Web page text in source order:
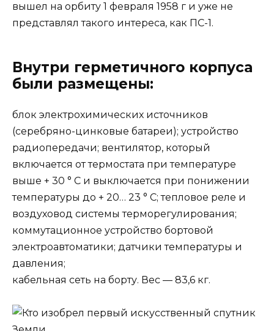
вышел на орбиту 1 февраля 1958 г и уже не
представлял такого интереса, как ПС-1.
Внутри герметичного корпуса
были размещены:
блок электрохимических источников
(серебряно-цинковые батареи); устройство
радиопередачи; вентилятор, который
включается от термостата при температуре
выше + 30 ° С и выключается при понижении
температуры до + 20… 23 ° С; тепловое реле и
воздуховод системы терморегулирования;
коммутационное устройство бортовой
электроавтоматики; датчики температуры и
давления;
кабельная сеть на борту. Вес — 83,6 кг.